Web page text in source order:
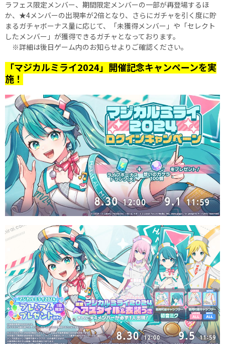
ラフェス限定メンバー、期間限定メンバーの一部が再登場するほ
か、★4メンバーの出現率が2倍となり、さらにガチャを引く度に貯
まるガチャボーナス量に応じて、「未獲得メンバー」や「セレクト
したメンバー」が獲得できるガチャとなっております。
※詳細は後日ゲーム内のお知らせよりご確認ください。
「マジカルミライ2024」開催記念キャンペーンを実
施！